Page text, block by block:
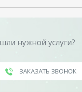
нужной услуги?
ЗАКАЗАТЬ ЗВОНОК